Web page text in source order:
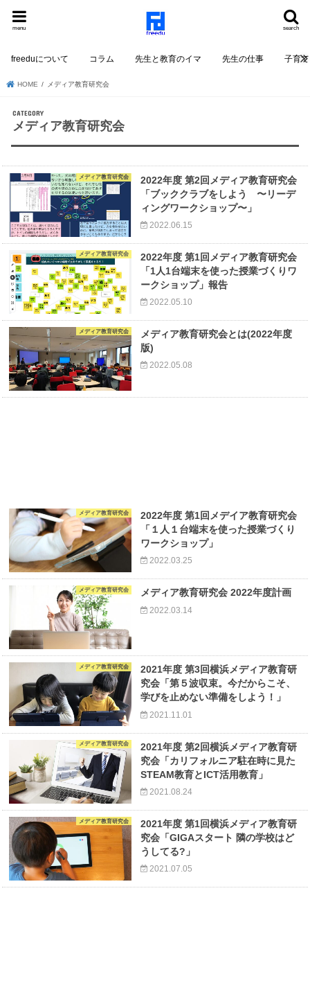
search
menu
freeduについて コラム 先生と教育のイマ 先生の仕事 子育て
HOME メディア教育研究会
メディア教育研究会
メディア教育研究会
2022年度 第2回メディア教育研究会
「ブッククラブをしよう 〜リーデ
ィングワークショップ〜」
2022.06.15
メディア教育研究会
2022年度 第1回メディア教育研究会
「1人1台端末を使った授業づくりワ
ークショップ」報告
2022.05.10
メディア教育研究会
メディア教育研究会とは(2022年度
版)
2022.05.08
メディア教育研究会
2022年度 第1回メデイア教育研究会
「１人１台端末を使った授業づくり
ワークショップ」
2022.03.25
メディア教育研究会 メディア教育研究会 2022年度計画
2022.03.14
メディア教育研究会
2021年度 第3回横浜メディア教育研
究会「第５波収束。今だからこそ、
学びを止めない準備をしよう！」
2021.11.01
メディア教育研究会
2021年度 第2回横浜メディア教育研
究会「カリフォルニア駐在時に見た
STEAM教育とICT活用教育」
2021.08.24
メディア教育研究会
2021年度 第1回横浜メディア教育研
究会「GIGAスタート 隣の学校はど
うしてる?」
2021.07.05